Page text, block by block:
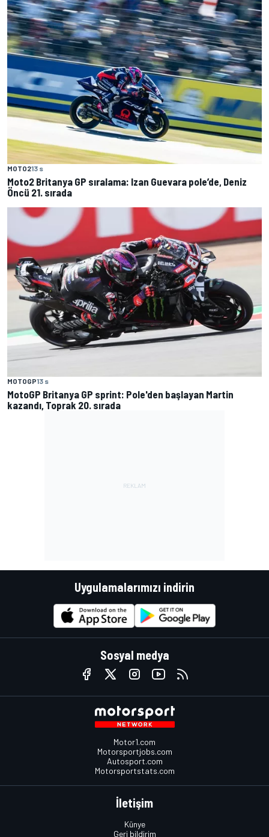
MOTO213 s
Moto2 Britanya GP sıralama: Izan Guevara pole’de, Deniz
Öncü 21. sırada
MOTOGP13 s
MotoGP Britanya GP sprint: Pole'den başlayan Martin
kazandı, Toprak 20. sırada
Uygulamalarımızı indirin
Sosyal medya
Motor1.com
Motorsportjobs.com
Autosport.com
Motorsportstats.com
İletişim
Künye
Geri bildirim